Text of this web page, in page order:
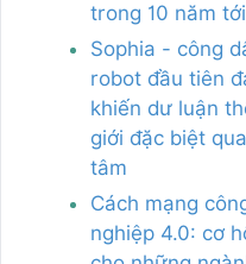
trong 10 năm
Sophia - công
robot đầu tiên
khiến dư luận
giới đặc biệt
tâm
Cách mạng
nghiệp 4.0: cơ